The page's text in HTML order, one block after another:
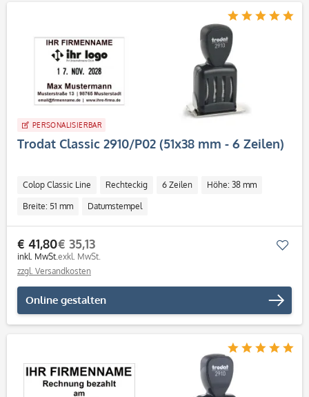
PERSONALISIERBAR
Trodat Classic 2910/P02 (51x38 mm - 6 Zeilen)
Colop Classic Line Rechteckig 6 Zeilen Höhe: 38 mm
Breite: 51 mm Datumstempel
€ 41,80
inkl. MwSt.
€ 35,13
exkl. MwSt.
zzgl. Versandkosten
Online gestalten